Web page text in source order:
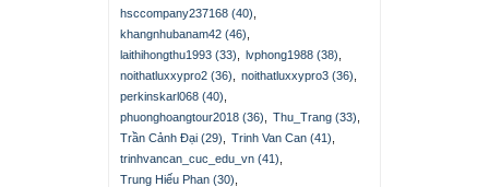
hsccompany237168 (40)
khangnhubanam42 (46)
laithihongthu1993 (33)
lvphong1988 (38)
noithatluxxypro2 (36)
noithatluxxypro3 (36)
perkinskarl068 (40)
phuonghoangtour2018 (36)
Thu_Trang (33)
Trần Cảnh Đại (29)
Trinh Van Can (41)
trinhvancan_cuc_edu_vn (41)
Trung Hiếu Phan (30)